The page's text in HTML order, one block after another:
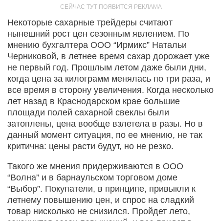
Некоторые сахарные трейдеры считают
нынешний рост цен сезонным явлением. По
мнению бухгалтера ООО “Ирмикс” Натальи
Черниковой, в летнее время сахар дорожает уже
не первый год. Прошлым летом даже были дни,
когда цена за килограмм менялась по три раза, и
все время в сторону увеличения. Когда несколько
лет назад в Краснодарском крае большие
площади полей сахарной свеклы были
затоплены, цена вообще взлетела в разы. Но в
данный момент ситуация, по ее мнению, не так
критична: цены расти будут, но не резко.
Такого же мнения придерживаются в ООО
“Волна” и в барнаульском торговом доме
“Выбор”. Покупатели, в принципе, привыкли к
летнему повышению цен, и спрос на сладкий
товар нисколько не снизился. Пройдет лето,